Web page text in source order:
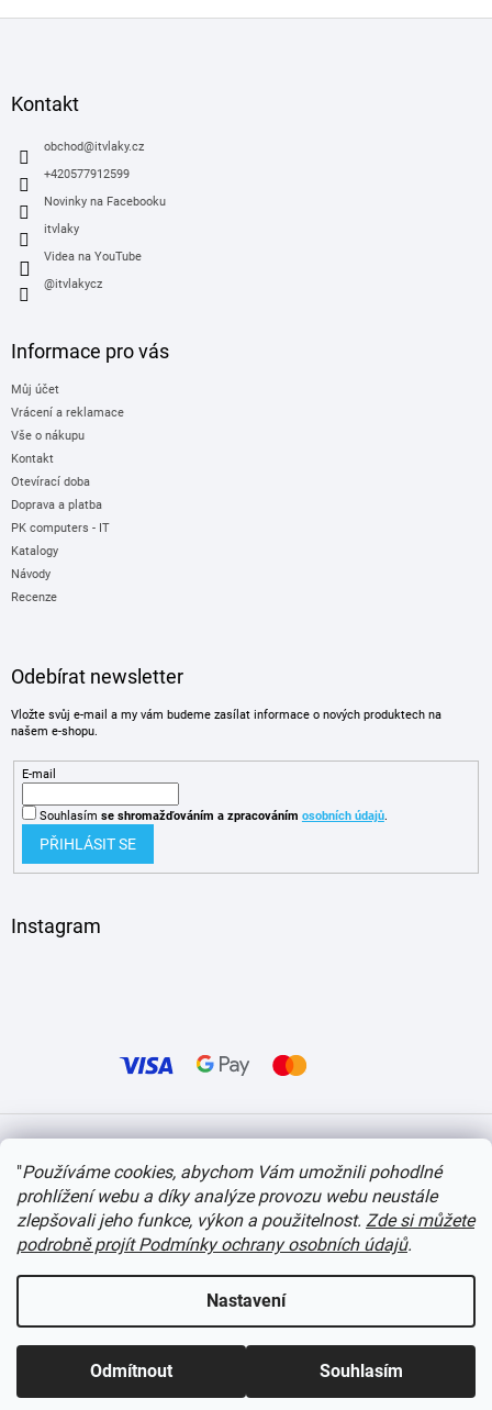
"Používáme cookies, abychom Vám umožnili pohodlné
prohlížení webu a díky analýze provozu webu neustále
zlepšovali jeho funkce, výkon a použitelnost. Zde si můžete
podrobně projít Podmínky ochrany osobních údajů.
Nastavení
Odmítnout Souhlasím
Kontakt
obchod@itvlaky.cz
+420577912599
Novinky na Facebooku
itvlaky
Videa na YouTube
@itvlakycz
Informace pro vás
Můj účet
Vrácení a reklamace
Vše o nákupu
Kontakt
Otevírací doba
Doprava a platba
PK computers - IT
Katalogy
Návody
Recenze
Odebírat newsletter
Vložte svůj e-mail a my vám budeme zasílat informace o nových produktech na
našem e-shopu.
E-mail
Souhlasím se shromažďováním a zpracováním osobních údajů.
PŘIHLÁSIT SE
Instagram
Copyright 2026itvlaky.cz . Všechna práva vyhrazena. Upravit nastavení cookies